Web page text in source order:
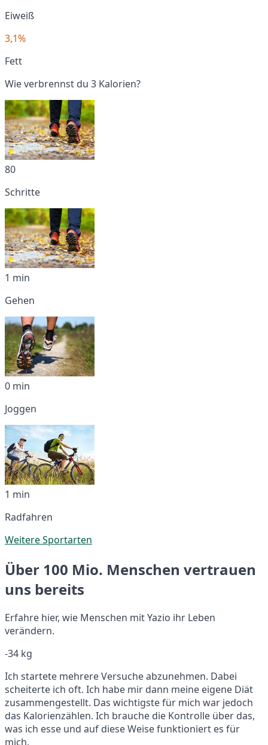
Eiweiß
3,1%
Fett
Wie verbrennst du 3 Kalorien?
80
Schritte
1 min
Gehen
0 min
Joggen
1 min
Radfahren
Weitere Sportarten
Über 100 Mio. Menschen vertrauen
uns bereits
Erfahre hier, wie Menschen mit Yazio ihr Leben
verändern.
-34 kg
Ich startete mehrere Versuche abzunehmen. Dabei
scheiterte ich oft. Ich habe mir dann meine eigene Diät
zusammengestellt. Das wichtigste für mich war jedoch
das Kalorienzählen. Ich brauche die Kontrolle über das,
was ich esse und auf diese Weise funktioniert es für
mich.